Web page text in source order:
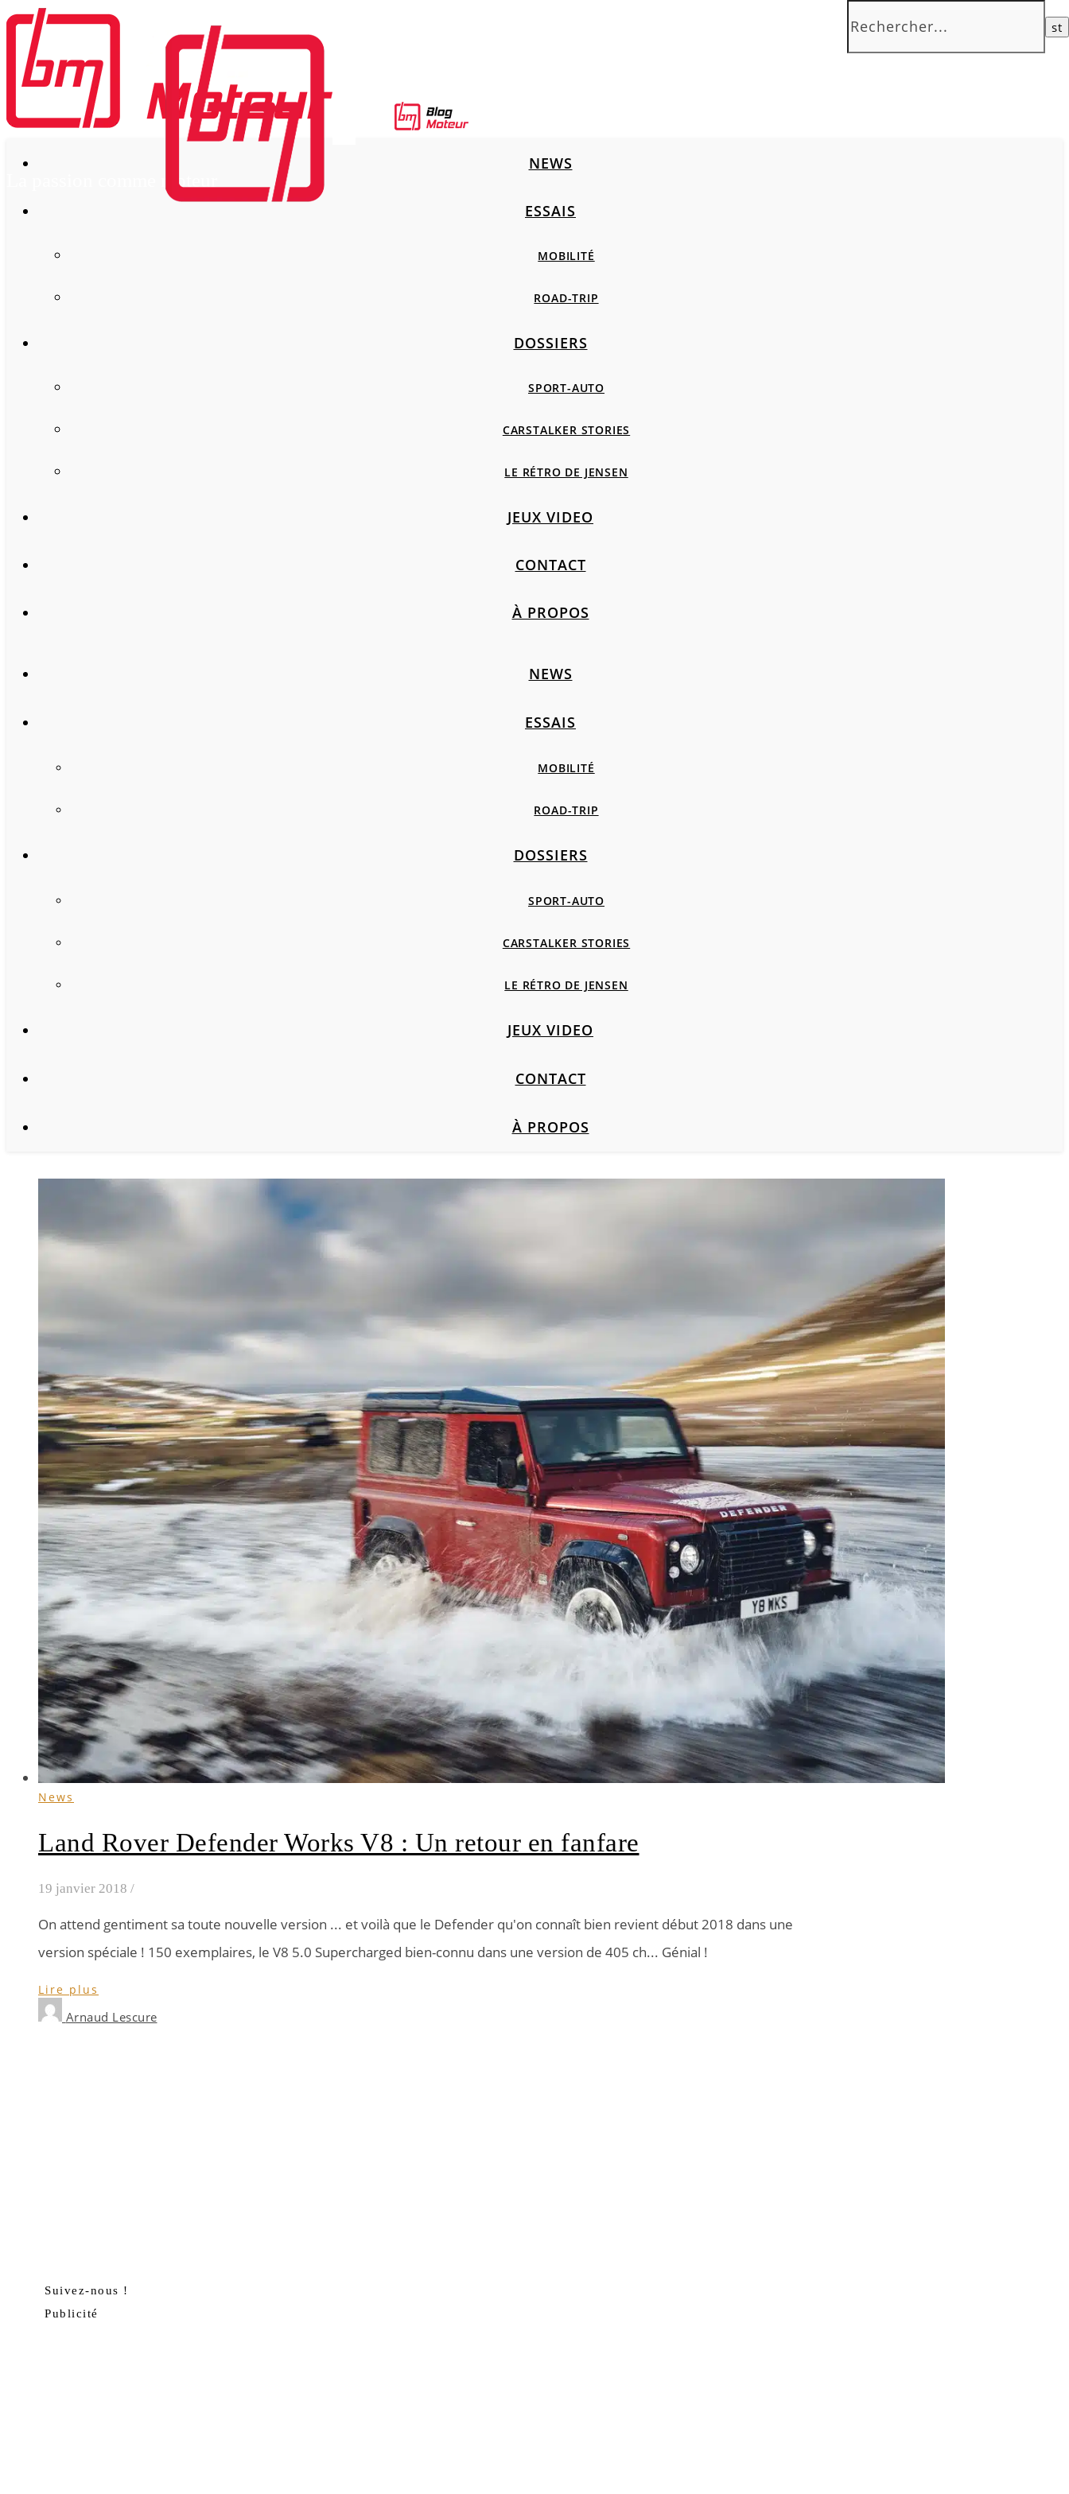
La passion comme moteur
NEWS
ESSAIS
MOBILITÉ
ROAD-TRIP
DOSSIERS
SPORT-AUTO
CARSTALKER STORIES
LE RÉTRO DE JENSEN
JEUX VIDEO
CONTACT
À PROPOS
NEWS
ESSAIS
MOBILITÉ
ROAD-TRIP
DOSSIERS
SPORT-AUTO
CARSTALKER STORIES
LE RÉTRO DE JENSEN
JEUX VIDEO
CONTACT
À PROPOS
News
Land Rover Defender Works V8 : Un retour en fanfare
19 janvier 2018 /
On attend gentiment sa toute nouvelle version ... et voilà que le Defender qu'on connaît bien revient début 2018 dans une
version spéciale ! 150 exemplaires, le V8 5.0 Supercharged bien-connu dans une version de 405 ch... Génial !
Lire plus
Arnaud Lescure
Suivez-nous !
Publicité